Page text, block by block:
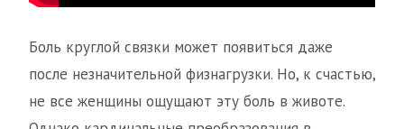
Боль круглой связки может появиться даже
после незначительной физнагрузки. Но, к счастью,
не все женщины ощущают эту боль в животе.